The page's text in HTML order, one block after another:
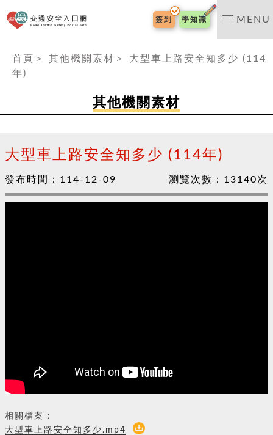
交通安全入口網
簽到 學知識 MENU
首頁 ＞ 其他機關素材 ＞
大型車上路安全知多少 (114
年)
其他機關素材
大型車上路安全知多少 (114年)
發布時間： 114-12-09 瀏覽次數： 13140次
相關檔案：
大型車上路安全知多少.mp4